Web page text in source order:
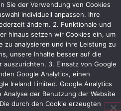
Sie der Verwendung von Cookies
individuell anpassen. Ihre
ändern. 2. Funktionale und
hinaus setzen wir Cookies ein, um
zu analysieren und ihre Leistung zu
unsere Inhalte besser auf die
auszurichten. 3. Einsatz von Google
Google Analytics, einen
Ireland Limited. Google Analytics
der Benutzung der Website
durch den Cookie erzeugten